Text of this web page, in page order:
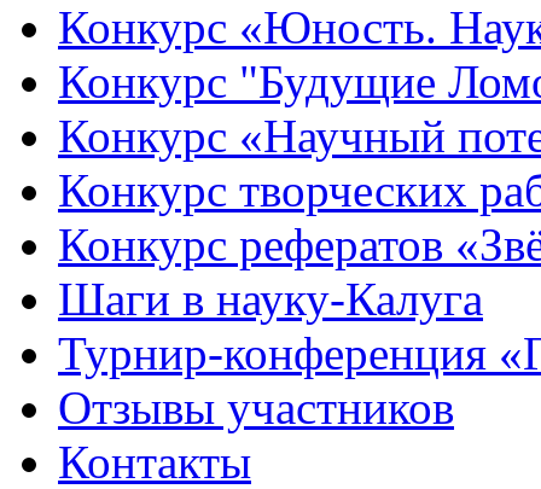
Конкурс «Юность.
Конкурс "Будущие
Конкурс «Научный
Конкурс творческих
Конкурс рефератов
Шаги в науку-Калуга
Турнир-конференция
Отзывы участников
Контакты